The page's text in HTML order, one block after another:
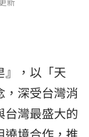
』，以「天
，深受台灣消
台灣最盛大的